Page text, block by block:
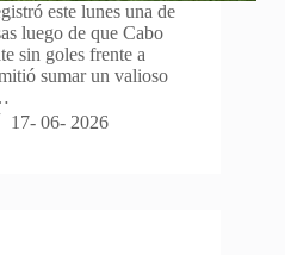
este lunes una de
luego de que Cabo
sin goles frente a
sumar un valioso
17- 06- 2026